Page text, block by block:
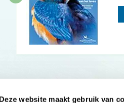
Deze website maakt gebruik van